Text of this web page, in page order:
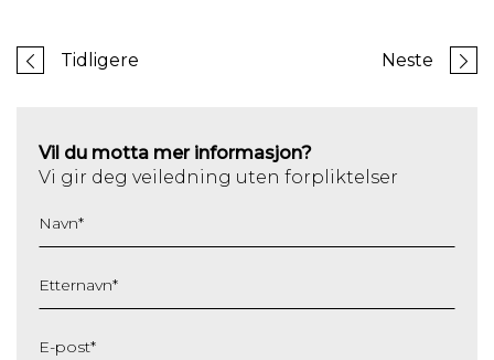
Tidligere Neste
Vil du motta mer informasjon?
Vi gir deg veiledning uten forpliktelser
Navn*
Etternavn*
E-post*